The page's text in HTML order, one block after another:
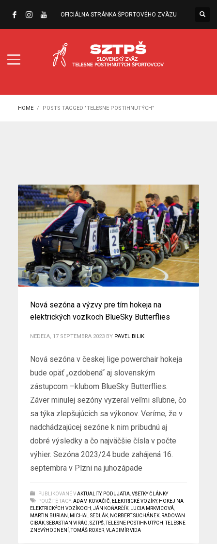
OFICIÁLNA STRÁNKA ŠPORTOVÉHO ZVÄZU
HOME POSTS TAGGED "TELESNE POSTIHNUTÝCH"
Nová sezóna a výzvy pre tím hokeja na
elektrických vozíkoch BlueSky Butterflies
NEDEĽA, 17 SEPTEMBRA 2023 BY PAVEL BILIK
Nová sezóna v českej lige powerchair hokeja
bude opäť „ozdobená“ aj slovenským
zástupcom –klubom BlueSky Butterflies.
Záver minulej sezóny vyzeral veľmi sľubne, čo
sa týka zlepšujúcich sa výkonov. Veríme, že v
nadchádzajúcej sezóne k nim pribudnú aj
dobré výsledky a čo najväčšie čísla v počte
výhier. Sezóna 2023/24 bude zahájená 16.
septembra v Plzni na juhozápade
PUBLIKOVANÉ V AKTUALITY, PODUJATIA ,VŠETKY ČLÁNKY
POUŽITÉ TAGY: ADAM KOVAČIČ ELEKTRICKÉ VOZÍKY, HOKEJ NA
ELEKTRICKÝCH VOZÍKOCH ,JÁN KOŇARČÍK LUCIA MRKVICOVÁ
MARTIN BURIAN
MICHAL SEDLÁK NORBERT SUCHÁNEK RADOVAN
CIBÁK ,SEBASTIAN VIRÁG ,SZTPŠ ,TELESNE POSTIHNUTÝCH ,TELESNE
ZNEVÝHODNENÍ
,TOMÁŠ ROXER ,VLADIMÍR VIDA